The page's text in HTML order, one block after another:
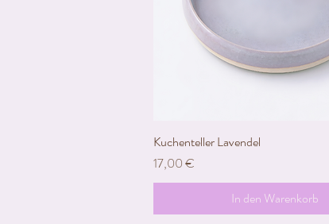
Schnellansicht
Kuchenteller Lavendel
Preis
17,00 €
In den Warenkorb